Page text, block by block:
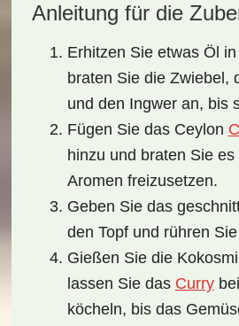
Anleitung für die
Erhitzen Sie etwas Öl
braten Sie die Zwiebel,
und den Ingwer an, bis
Fügen Sie das Ceylon
hinzu und braten Sie
Aromen freizusetzen.
Geben Sie das
den Topf und rühren
Gießen Sie die
lassen Sie das Curry
köcheln, bis das